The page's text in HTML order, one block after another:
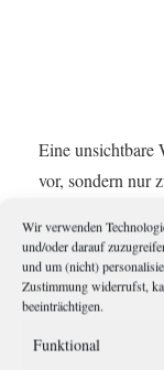
Wir verwenden
und/oder darauf
und um (nicht)
Zustimmung widerrufst,
beeinträchtigen.
Funktional
Eine unsichtbare
vor, sondern nur
Schlüssel, keine
machen, vielleicht